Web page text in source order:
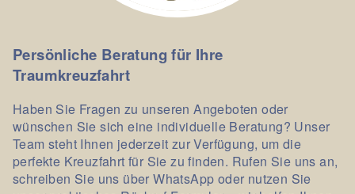
Persönliche Beratung für Ihre
Traumkreuzfahrt
Haben Sie Fragen zu unseren Angeboten oder
wünschen Sie sich eine individuelle Beratung? Unser
Team steht Ihnen jederzeit zur Verfügung, um die
perfekte Kreuzfahrt für Sie zu finden. Rufen Sie uns an,
schreiben Sie uns über WhatsApp oder nutzen Sie